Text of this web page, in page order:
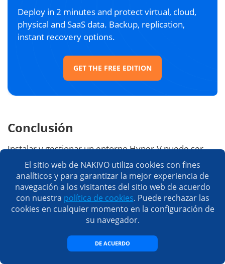
Deploy in 2 minutes and protect virtual, cloud,
physical and SaaS data. Backup, replication,
instant recovery options.
GET THE FREE EDITION
Conclusión
Instalar y gestionar un entorno Hyper-V puede ser
una tarea ardua. Distinguir entre Hyper-V Server e
Hyper-V como función de Windows Server puede
complicar aún más las cosas. Cada una de las dos
opciones se diseñó para fines específicos y, en
consecuencia, tiene sus ventajas e inconvenientes.
Por lo tanto, antes de instalar Hyper-V, debe tener en
cuenta todos los factores relevantes para su
empresa: recursos de hardware, compatibilidad de
El sitio web de NAKIVO utiliza cookies con fines
analíticos y para garantizar la mejor experiencia de
navegación a los visitantes del sitio web de acuerdo
con nuestra política de cookies. Puede rechazar las
cookies en cualquier momento en la configuración de
su navegador.
DE ACUERDO